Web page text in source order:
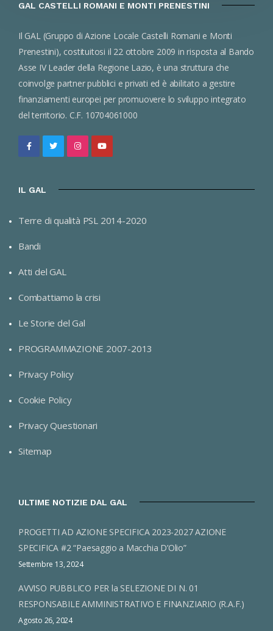
GAL CASTELLI ROMANI E MONTI PRENESTINI
Il GAL (Gruppo di Azione Locale Castelli Romani e Monti
Prenestini), costituitosi il 22 ottobre 2009 in risposta al Bando
Asse IV Leader della Regione Lazio, è una struttura che
coinvolge partner pubblici e privati ed è abilitato a gestire
finanziamenti europei per promuovere lo sviluppo integrato
del territorio. C.F. 10704061000
IL GAL
Terre di qualità PSL 2014-2020
Bandi
Atti del GAL
Combattiamo la crisi
Le Storie del Gal
PROGRAMMAZIONE 2007-2013
Privacy Policy
Cookie Policy
Privacy Questionari
Sitemap
ULTIME NOTIZIE DAL GAL
PROGETTI AD AZIONE SPECIFICA 2023-2027 AZIONE
SPECIFICA #2 “Paesaggio a Macchia D’Olio”
Settembre 13, 2024
AVVISO PUBBLICO PER la SELEZIONE DI N. 01
RESPONSABILE AMMINISTRATIVO E FINANZIARIO (R.A.F.)
Agosto 26, 2024